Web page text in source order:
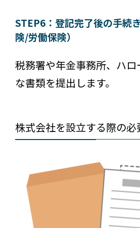
STEP6：登記完了後の手続
険/労働保険）
税務署や年金事務所、ハ
な書類を提出します。
株式会社を設立する際の必